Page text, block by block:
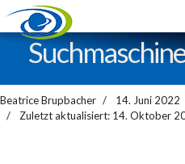
Beatrice Brupbacher
14. Juni 2022
Zuletzt aktualisiert: 14. Oktober